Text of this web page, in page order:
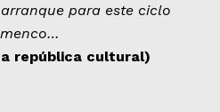
para este ciclo
república cultural)